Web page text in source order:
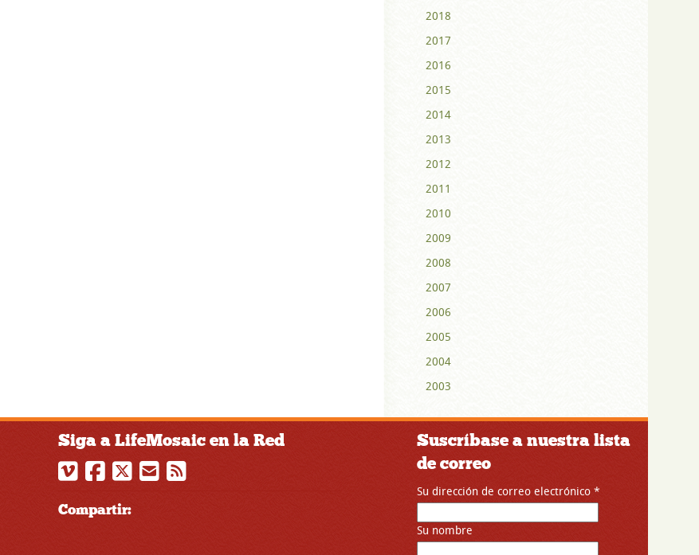
2018
2017
2016
2015
2014
2013
2012
2011
2010
2009
2008
2007
2006
2005
2004
2003
Siga a LifeMosaic en la Red
Compartir:
Suscríbase a nuestra lista
de correo
Su dirección de correo electrónico *
Su nombre